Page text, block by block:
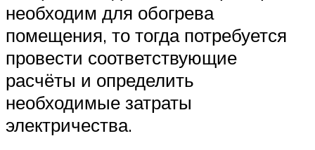
необходим для обогрева
помещения, то тогда потребуется
провести соответствующие
расчёты и определить
необходимые затраты
электричества.